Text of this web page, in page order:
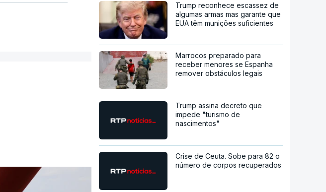
Trump reconhece escassez de
algumas armas mas garante que
EUA têm munições suficientes
Marrocos preparado para
receber menores se Espanha
remover obstáculos legais
Trump assina decreto que
impede "turismo de
nascimentos"
Crise de Ceuta. Sobe para 82 o
número de corpos recuperados